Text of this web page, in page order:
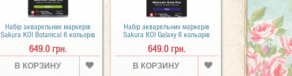
Набір акварельних маркерів
Sakura KOI Botanical 6 кольорів
649.0 грн.
В КОРЗИНУ
Набір акварельних маркерів
Sakura KOI Galaxy 6 кольорів
649.0 грн.
В КОРЗИНУ